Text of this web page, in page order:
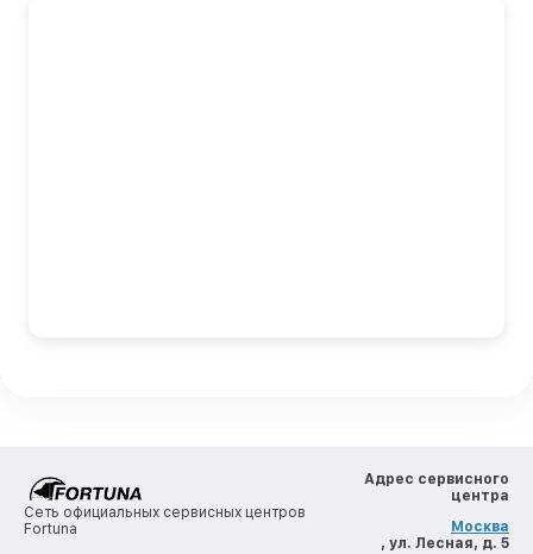
Сеть официальных сервисных центров
Fortuna
Адрес сервисного
центра
Москва
, ул. Лесная, д. 5